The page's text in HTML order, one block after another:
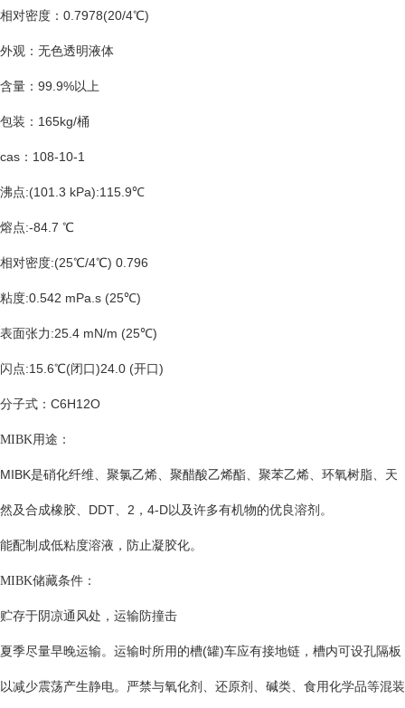
相对密度： 0.7978(20/4℃)
外观：无色透明液体
含量： 99.9%以上
包装： 165kg/桶
cas ： 108-10-1
沸点:(101.3 kPa):115.9℃
熔点:-84.7 ℃
相对密度:(25℃/4℃) 0.796
粘度:0.542 mPa.s (25℃)
表面张力:25.4 mN/m (25℃)
闪点:15.6℃(闭口)24.0 (开口)
分子式： C6H12O
MIBK用途：
MIBK是硝化纤维、聚氯乙烯、聚醋酸乙烯酯、聚苯乙烯、环氧树脂、天
然及合成橡胶、 DDT 2 ， 4-D以及许多有机物的优良溶剂。
能配制成低粘度溶液，防止凝胶化。
MIBK储藏条件：
贮存于阴凉通风处，运输防撞击
夏季尽量早晚运输。运输时所用的槽(罐)车应有接地链，槽内可设孔隔板
以减少震荡产生静电。严禁与氧化剂、还原剂、碱类、食用化学品等混装